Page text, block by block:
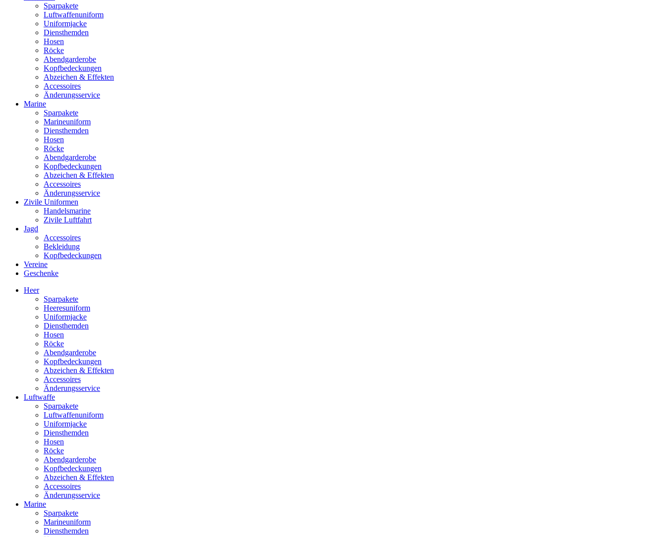
Sparpakete
Luftwaffenuniform
Uniformjacke
Diensthemden
Hosen
Röcke
Abendgarderobe
Kopfbedeckungen
Abzeichen & Effekten
Accessoires
Änderungsservice
Marine
Sparpakete
Marineuniform
Diensthemden
Hosen
Röcke
Abendgarderobe
Kopfbedeckungen
Abzeichen & Effekten
Accessoires
Änderungsservice
Zivile Uniformen
Handelsmarine
Zivile Luftfahrt
Jagd
Accessoires
Bekleidung
Kopfbedeckungen
Vereine
Geschenke
Heer
Sparpakete
Heeresuniform
Uniformjacke
Diensthemden
Hosen
Röcke
Abendgarderobe
Kopfbedeckungen
Abzeichen & Effekten
Accessoires
Änderungsservice
Luftwaffe
Sparpakete
Luftwaffenuniform
Uniformjacke
Diensthemden
Hosen
Röcke
Abendgarderobe
Kopfbedeckungen
Abzeichen & Effekten
Accessoires
Änderungsservice
Marine
Sparpakete
Marineuniform
Diensthemden